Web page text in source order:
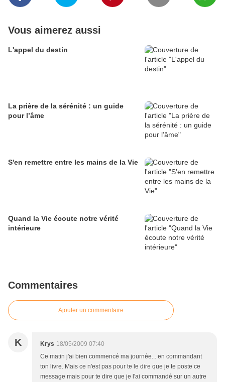
Vous aimerez aussi
L'appel du destin
La prière de la sérénité : un guide
pour l’âme
S'en remettre entre les mains de la Vie
Quand la Vie écoute notre vérité
intérieure
Commentaires
Ajouter un commentaire
K Krys 18/05/2009 07:40
Ce matin j'ai bien commencé ma journée... en commandant
ton livre. Mais ce n'est pas pour te le dire que je te poste ce
message mais pour te dire que je l'ai commandé sur un autre